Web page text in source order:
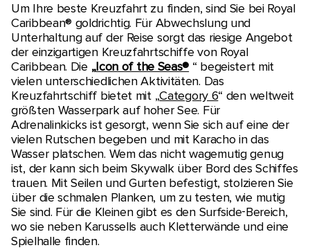
Um Ihre beste Kreuzfahrt zu finden, sind Sie bei Royal
Caribbean® goldrichtig. Für Abwechslung und
Unterhaltung auf der Reise sorgt das riesige Angebot
der einzigartigen Kreuzfahrtschiffe von Royal
Caribbean. Die „Icon of the Seas® “ begeistert mit
vielen unterschiedlichen Aktivitäten. Das
Kreuzfahrtschiff bietet mit „Category 6“ den weltweit
größten Wasserpark auf hoher See. Für
Adrenalinkicks ist gesorgt, wenn Sie sich auf eine der
vielen Rutschen begeben und mit Karacho in das
Wasser platschen. Wem das nicht wagemutig genug
ist, der kann sich beim Skywalk über Bord des Schiffes
trauen. Mit Seilen und Gurten befestigt, stolzieren Sie
über die schmalen Planken, um zu testen, wie mutig
Sie sind. Für die Kleinen gibt es den Surfside-Bereich,
wo sie neben Karussells auch Kletterwände und eine
Spielhalle finden.